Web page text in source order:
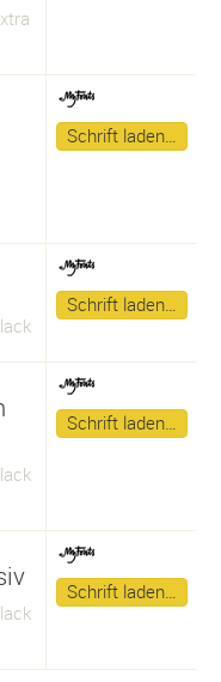
Schrift laden…
Schrift laden…
Schrift laden…
Schrift laden…